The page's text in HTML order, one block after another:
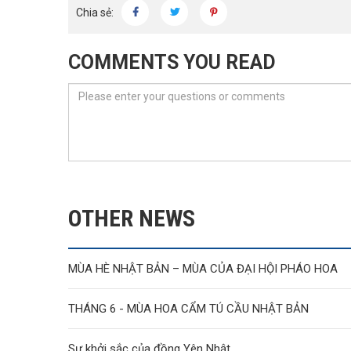
Chia sẻ:
COMMENTS YOU READ
OTHER NEWS
MÙA HÈ NHẬT BẢN – MÙA CỦA ĐẠI HỘI PHÁO HOA
THÁNG 6 - MÙA HOA CẨM TÚ CẦU NHẬT BẢN